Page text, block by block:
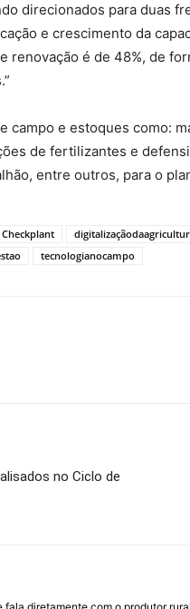
direcionados para duas
e crescimento da
renovação é de 48%, de
campo e estoques como:
de fertilizantes e
entre outros, para o
Checkplant
tecnologianocampo
no Ciclo de